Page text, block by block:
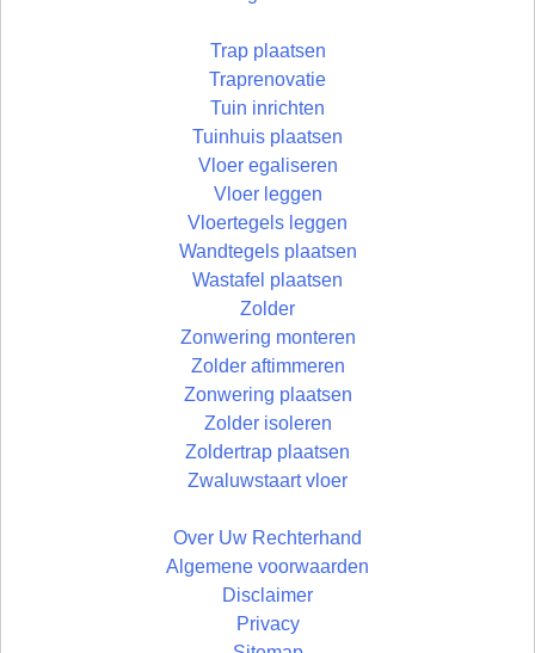
Trap plaatsen
Traprenovatie
Tuin inrichten
Tuinhuis plaatsen
Vloer egaliseren
Vloer leggen
Vloertegels leggen
Wandtegels plaatsen
Wastafel plaatsen
Zolder
Zonwering monteren
Zolder aftimmeren
Zonwering plaatsen
Zolder isoleren
Zoldertrap plaatsen
Zwaluwstaart vloer
Over Uw Rechterhand
Algemene voorwaarden
Disclaimer
Privacy